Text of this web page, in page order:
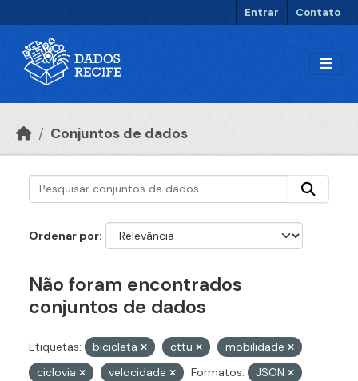
Entrar Contato
Conjuntos de dados
Ordenar por
Não foram encontrados
conjuntos de dados
Etiquetas: bicicleta cttu
mobilidade
ciclovia
velocidade Formatos:
JSON